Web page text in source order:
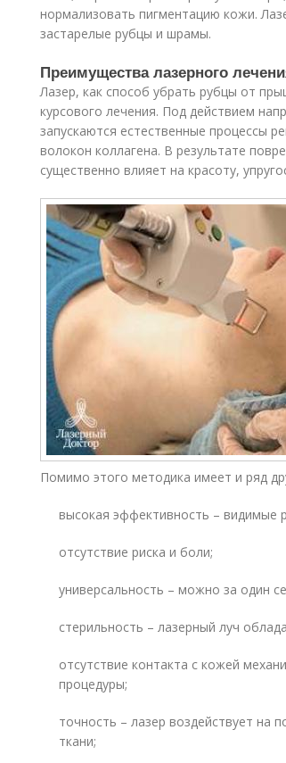
нормализовать пигментацию кожи.
застарелые рубцы и шрамы.
Преимущества лазерного
Лазер, как способ убрать рубцы от
курсового лечения. Под действием
запускаются естественные процессы
волокон коллагена. В результате
существенно влияет на красоту,
Помимо этого методика имеет и ряд
высокая эффективность – видимые
отсутствие риска и боли;
универсальность – можно за один
стерильность – лазерный луч
отсутствие контакта с кожей
процедуры;
точность – лазер воздействует на
ткани;